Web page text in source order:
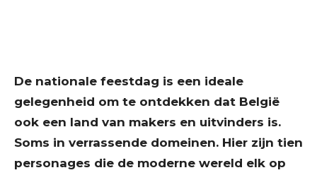
De nationale feestdag is een ideale
gelegenheid om te ontdekken dat België
ook een land van makers en uitvinders is.
Soms in verrassende domeinen. Hier zijn tien
personages die de moderne wereld elk op